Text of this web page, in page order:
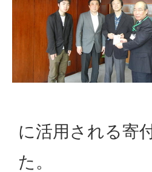
に活用される寄
た。